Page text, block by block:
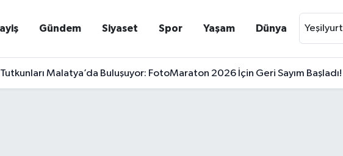
Gündem Siyaset Spor Yaşam Dünya Yeşilyurt
Malatya’da Buluşuyor: FotoMaraton 2026 İçin Geri Sayım Başladı!